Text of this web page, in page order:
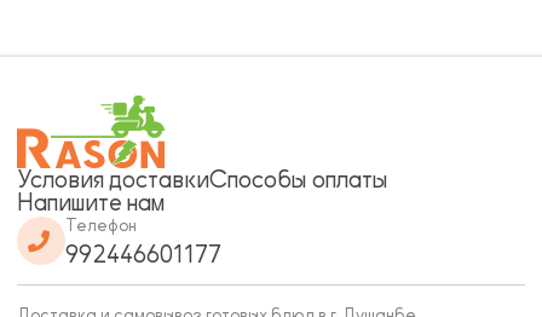
Условия доставкиСпособы оплаты
Напишите нам
Телефон
992446601177